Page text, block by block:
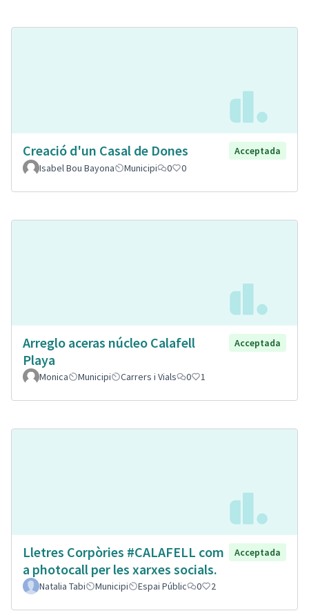
Creació d'un Casal de Dones
Acceptada
Isabel Bou Bayona
Municipi 0 0
Arreglo aceras núcleo Calafell
Playa
Acceptada
Monica Municipi Carrers i Vials 0 1
Lletres Corpòries #CALAFELL com
a photocall per les xarxes socials.
Acceptada
Natalia Tabi Municipi Espai Públic 0 2